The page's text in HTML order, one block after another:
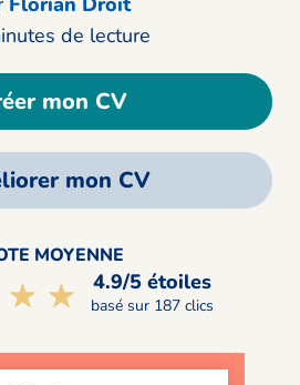
de lecture
mon CV
mon CV
MOYENNE
4.9/5 étoiles
basé sur 187 clics